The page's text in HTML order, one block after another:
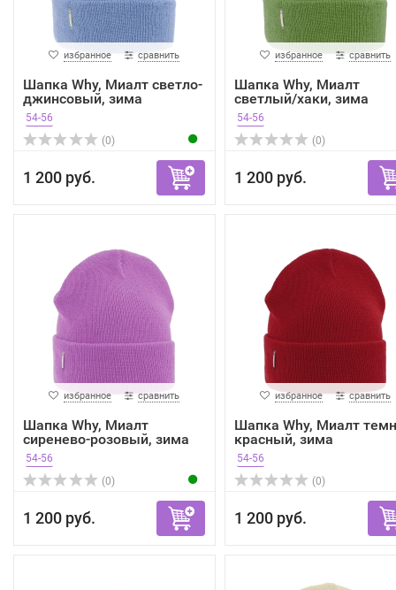
избранное сравнить
Шапка Why, Миалт светло-
джинсовый, зима
54-56
(0)
1 200 руб.
избранное сравнить
Шапка Why, Миалт
светлый/хаки, зима
54-56
(0)
1 200 руб.
избранное сравнить
Шапка Why, Миалт
сиренево-розовый, зима
54-56
(0)
1 200 руб.
избранное сравнить
Шапка Why, Миалт
красный, зима
54-56
(0)
1 200 руб.